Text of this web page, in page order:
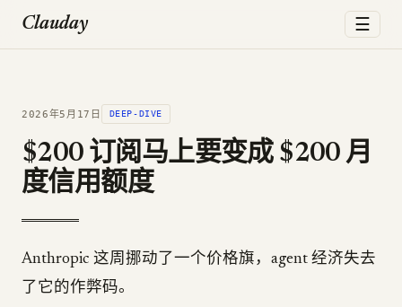
Clauday ☰
2026年5月17日 DEEP-DIVE
$200 订阅马上要变成 $200 月
度信用额度
Anthropic 这周挪动了一个价格旗，agent 经济失去
了它的作弊码。